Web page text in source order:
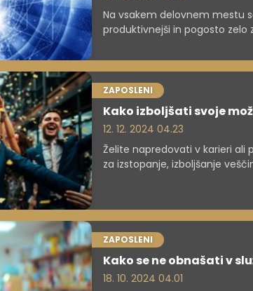
Na vsakem delovnem mestu
produktivnejši in pogosto zelo
ZAPOSLENI
Kako izboljšati svoje
12. 12. 2024 04.23
Želite napredovati v karieri ali
za izstopanje, izboljšanje
ZAPOSLENI
Kako se ne obnašati v
18. 10. 2024 04.01